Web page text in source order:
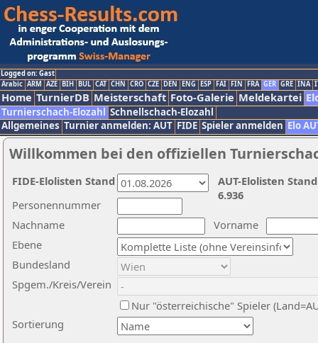
Logged on: Gast
Arabic ARM AZE BIH BUL CAT CHN CRO CZE DEN ENG ESP FAI FIN FRA GER GRE INA
Home TurnierDB Meisterschaft Foto-Galerie Meldekartei
Turnierschach-Elozahl Schnellschach-Elozahl
Allgemeines Turnier anmelden: AUT FIDE Spieler anmelden Elo
Willkommen bei den offiziellen
Nachname
Vorname
Ebene
Sortierung
Personennummer
Bundesland
Spgem./Kreis/Verein
Nur "österreichische" Spieler
AUT-Elolisten
6.936
FIDE-Elolisten Stand